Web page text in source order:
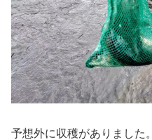
予想外に収穫がありました。